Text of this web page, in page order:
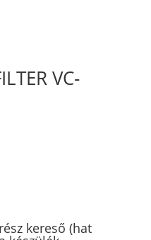
VC-
kereső (hat